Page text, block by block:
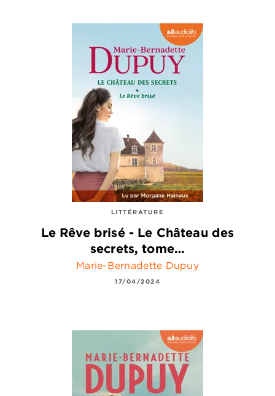
LITTÉRATURE
Le Rêve brisé - Le Château des
secrets, tome…
Marie-Bernadette Dupuy
17/04/2024